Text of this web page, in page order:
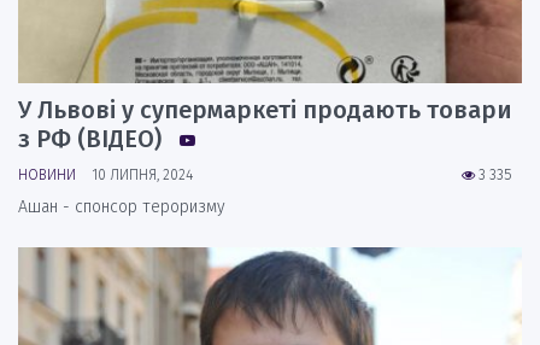
У Львові у супермаркеті продають товари
з РФ (ВІДЕО)
3 335
НОВИНИ 10 ЛИПНЯ, 2024
Ашан - спонсор тероризму